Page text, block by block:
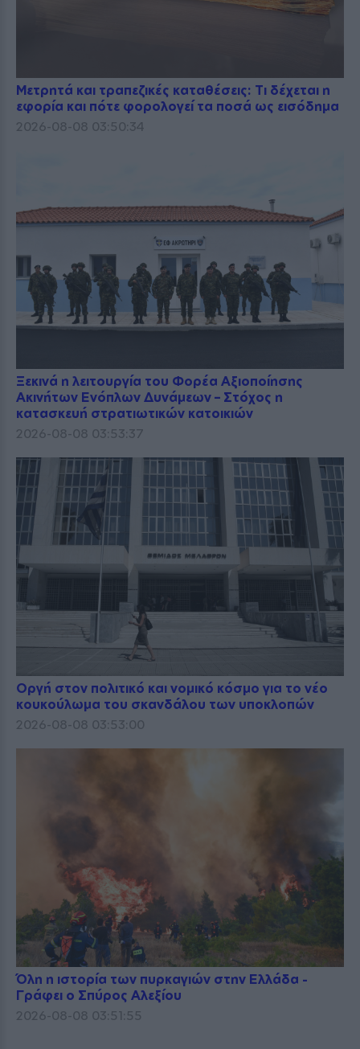
Μετρητά και τραπεζικές καταθέσεις: Τι δέχεται η
εφορία και πότε φορολογεί τα ποσά ως εισόδημα
2026-08-08 03:50:34
Ξεκινά η λειτουργία του Φορέα Αξιοποίησης
Ακινήτων Ενόπλων Δυνάμεων – Στόχος η
κατασκευή στρατιωτικών κατοικιών
2026-08-08 03:53:37
Οργή στον πολιτικό και νομικό κόσμο για το νέο
κουκούλωμα του σκανδάλου των υποκλοπών
2026-08-08 03:53:00
Όλη η ιστορία των πυρκαγιών στην Ελλάδα -
Γράφει ο Σπύρος Αλεξίου
2026-08-08 03:51:55